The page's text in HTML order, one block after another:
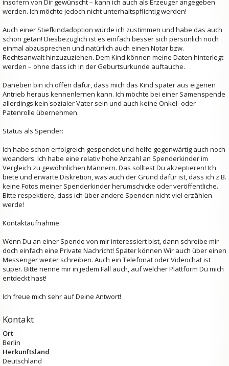
insofern von Dir gewünscht – kann ich auch als Erzeuger angegeben
werden. Ich möchte jedoch nicht unterhaltspflichtig werden!
Auch einer Stiefkindadoption würde ich zustimmen und habe das auch
schon getan! Diesbezüglich ist es einfach besser sich persönlich noch
einmal abzusprechen und natürlich auch einen Notar bzw.
Rechtsanwalt hinzuzuziehen. Dem Kind können meine Daten hinterlegt
werden – ohne dass ich in der Geburtsurkunde auftauche.
Daneben bin ich offen dafür, dass mich das Kind später aus eigenen
Antrieb heraus kennenlernen kann. Ich möchte bei einer Samenspende
allerdings kein sozialer Vater sein und auch keine Onkel- oder
Patenrolle übernehmen.
Status als Spender:
Ich habe schon erfolgreich gespendet und helfe gegenwärtig auch noch
woanders. Ich habe eine relativ hohe Anzahl an Spenderkinder im
Vergleich zu gewöhnlichen Männern. Das solltest Du akzeptieren! Ich
biete und erwarte Diskretion, was auch der Grund dafür ist, dass ich z.B.
keine Fotos meiner Spenderkinder herumschicke oder veröffentliche.
Bitte respektiere, dass ich über andere Spenden nicht viel erzählen
werde!
Kontaktaufnahme:
Wenn Du an einer Spende von mir interessiert bist, dann schreibe mir
doch einfach eine Private Nachricht! Später können Wir auch über einen
Messenger weiter schreiben. Auch ein Telefonat oder Videochat ist
super. Bitte nenne mir in jedem Fall auch, auf welcher Plattform Du mich
entdeckt hast!
Ich freue mich sehr auf Deine Antwort!
Kontakt
Ort
Berlin
Herkunftsland
Deutschland